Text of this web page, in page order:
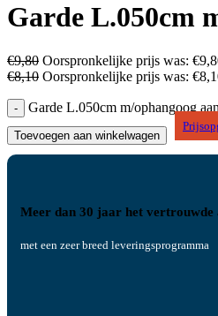
Garde L.050cm
€9,80 Oorspronkelijke prijs was:
€8,10 Oorspronkelijke prijs was:
Garde L.050cm m/ophangoog
Toevoegen aan winkelwagen
Meer dan 30 jaar het vertrouwde
met een zeer breed leveringsprogramma